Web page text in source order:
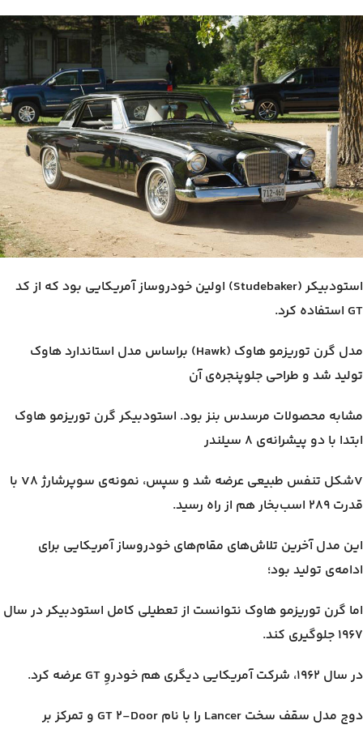
استودبیکر (Studebaker) اولین خودروساز آمریکایی بود که از کد
GT استفاده کرد.
مدل گرن توریزمو هاوک (Hawk) براساس مدل استاندارد هاوک
تولید شد و طراحی جلوپنجره‌ی آن
مشابه محصولات مرسدس بنز بود. استودبیکر گرن توریزمو هاوک
ابتدا با دو پیشرانه‌ی ۸ سیلندر
Vشکل تنفس طبیعی عرضه شد و سپس، نمونه‌ی سوپرشارژ V8 با
قدرت ۲۸۹ اسب‌بخار هم از راه رسید.
این مدل آخرین تلاش‌های مقام‌های خودروساز آمریکایی برای
ادامه‌ی تولید بود؛
اما گرن توریزمو هاوک نتوانست از تعطیلی کامل استودبیکر در سال
۱۹۶۷ جلوگیری کند.
در سال ۱۹۶۲، شرکت آمریکایی دیگری هم خودروِ GT عرضه کرد.
دوج مدل سقف سخت Lancer را با نام GT 2-Door و تمرکز بر